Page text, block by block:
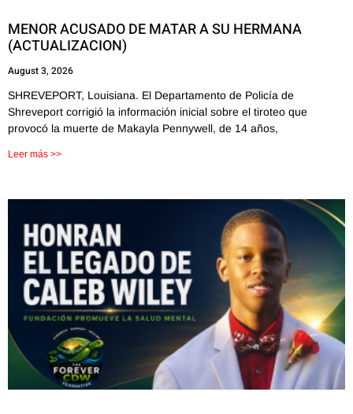
MENOR ACUSADO DE MATAR A SU HERMANA
(ACTUALIZACION)
August 3, 2026
SHREVEPORT, Louisiana. El Departamento de Policía de
Shreveport corrigió la información inicial sobre el tiroteo que
provocó la muerte de Makayla Pennywell, de 14 años,
Leer más >>